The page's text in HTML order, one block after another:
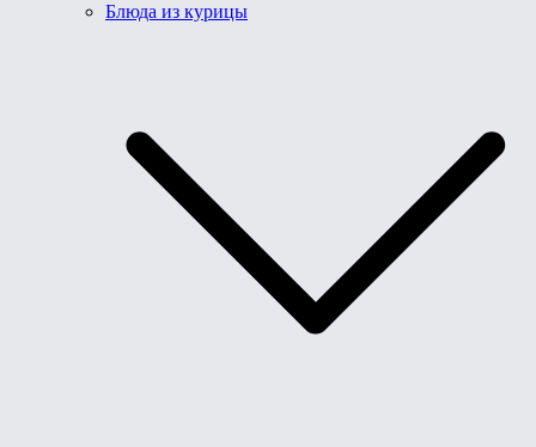
Блюда из курицы